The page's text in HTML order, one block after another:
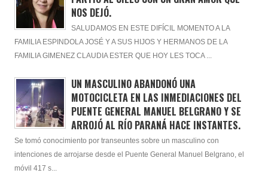
NOS DEJÓ.
SALUDAMOS EN ESTE DIFÍCIL MOMENTO A LA
FAMILIA ESPINDOLA JOSÉ Y A SUS HIJOS Y HERMANOS DE LA
FAMILIA GIMENEZ CLAUDIA ESTER QUE HOY LES TOCA ...
UN MASCULINO ABANDONÓ UNA
MOTOCICLETA EN LAS INMEDIACIONES DEL
PUENTE GENERAL MANUEL BELGRANO Y SE
ARROJÓ AL RÍO PARANÁ HACE INSTANTES.
Se tomó conocimiento por transeuntes sobre un masculino con
intenciones de arrojarse desde el Puente General Manuel Belgrano, el
móvil 417 s...